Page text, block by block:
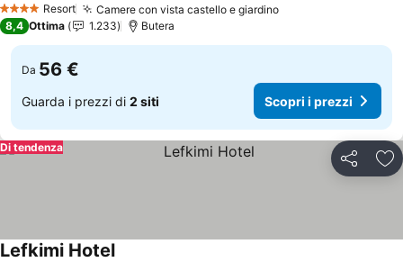
4 Stelle Resort Camere con vista castello e giardino
8,4 Ottima 1.233 Butera
Da 56 €
Guarda i prezzi di 2 siti Scopri i prezzi
Condividi
Di tendenza
Lefkimi Hotel